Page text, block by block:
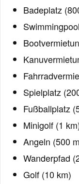
Badeplatz
Spielplatz
Fußballplatz
Minigolf (1
Angeln (500
Wanderpfad
Golf (10 km)